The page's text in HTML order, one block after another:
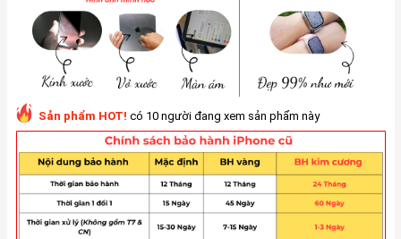
Sản phẩm HOT! có 10 người đang xem sản phẩm này